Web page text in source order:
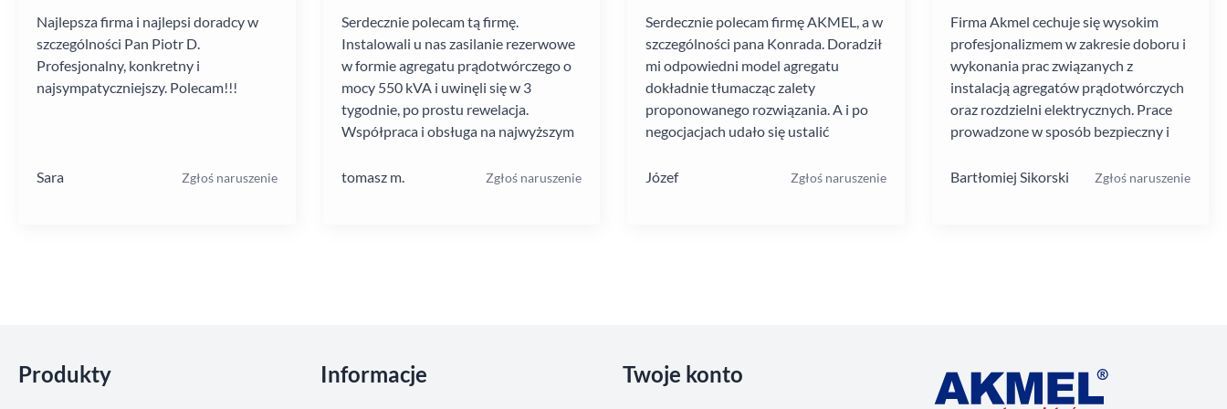
Najlepsza firma i najlepsi doradcy w
szczególności Pan Piotr D.
Profesjonalny, konkretny i
najsympatyczniejszy. Polecam!!!
Sara Zgłoś naruszenie
Serdecznie polecam tą firmę.
Instalowali u nas zasilanie rezerwowe
w formie agregatu prądotwórczego o
mocy 550 kVA i uwinęli się w 3
tygodnie, po prostu rewelacja.
Współpraca i obsługa na najwyższym
tomasz m.
Zgłoś naruszenie
Serdecznie polecam firmę AKMEL, a w
szczególności pana Konrada. Doradził
mi odpowiedni model agregatu
dokładnie tłumacząc zalety
proponowanego rozwiązania. A i po
negocjacjach udało się ustalić
szybko i schludnie. Wysoka kultura
Józef Zgłoś naruszenie
Firma Akmel cechuje się wysokim
profesjonalizmem w zakresie doboru i
wykonania prac związanych z
instalacją agregatów prądotwórczych
oraz rozdzielni elektrycznych. Prace
prowadzone w sposób bezpieczny i
Jakość i rodzaj stosowanych
Bartłomiej Sikorski Zgłoś naruszenie
Produkty Informacje Twoje konto